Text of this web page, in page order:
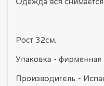
Рост 32см.
Упаковка - фирменная
Производитель -